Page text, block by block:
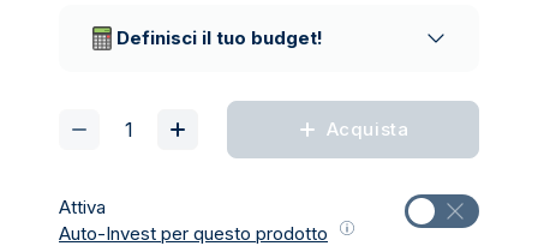
Definisci il tuo budget!
Acquista
Attiva
Auto-Invest per questo prodotto